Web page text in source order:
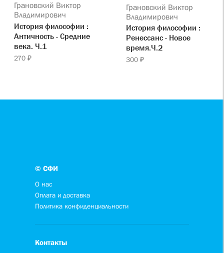
Грановский Виктор
Владимирович
История философии :
Античность - Средние
века. Ч.1
270 ₽
Грановский Виктор
Владимирович
История философии :
Ренессанс - Новое
время.Ч.2
300 ₽
© СФИ
О нас
Оплата и доставка
Политика конфиденциальности
Контакты